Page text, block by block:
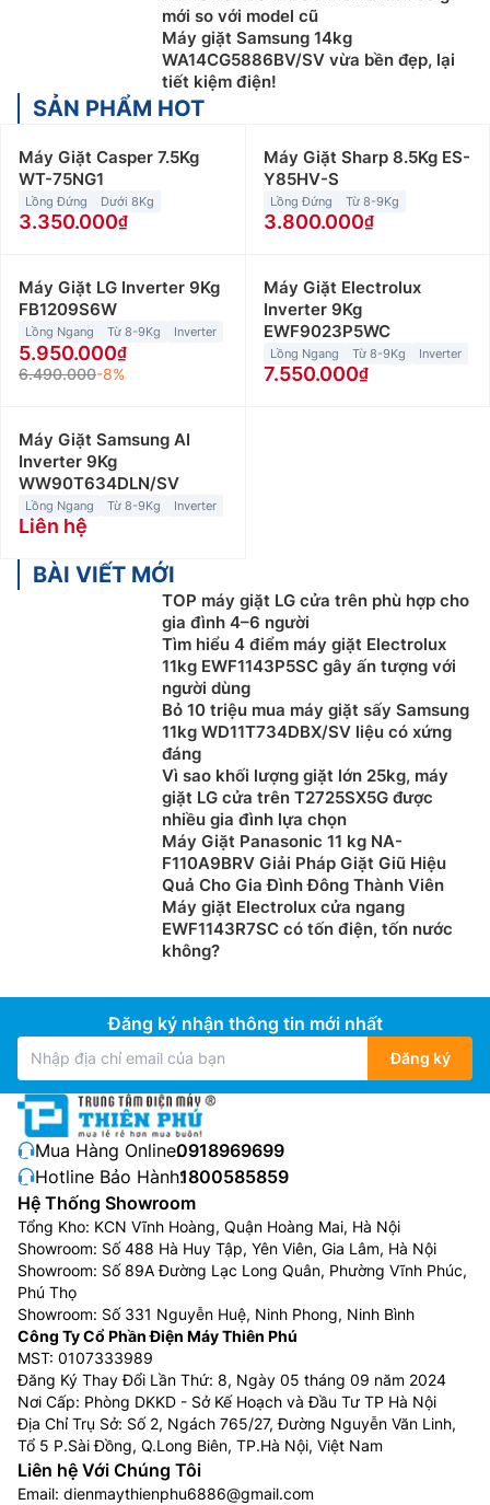
mới so với model cũ
Máy giặt Samsung 14kg
WA14CG5886BV/SV vừa bền đẹp, lại
tiết kiệm điện!
SẢN PHẨM HOT
Máy Giặt Casper 7.5Kg
WT-75NG1
Lồng Đứng Dưới 8Kg
3.350.000
Máy Giặt Sharp 8.5Kg ES-
Y85HV-S
Lồng Đứng Từ 8-9Kg
3.800.000
Máy Giặt LG Inverter 9Kg
FB1209S6W
Lồng Ngang Từ 8-9Kg Inverter
5.950.000
6.490.000-8%
Máy Giặt Electrolux
Inverter 9Kg
EWF9023P5WC
Lồng Ngang Từ 8-9Kg Inverter
7.550.000
Máy Giặt Samsung AI
Inverter 9Kg
WW90T634DLN/SV
Lồng Ngang Từ 8-9Kg Inverter
Liên hệ
BÀI VIẾT MỚI
TOP máy giặt LG cửa trên phù hợp cho
gia đình 4–6 người
Tìm hiểu 4 điểm máy giặt Electrolux
11kg EWF1143P5SC gây ấn tượng với
người dùng
Bỏ 10 triệu mua máy giặt sấy Samsung
11kg WD11T734DBX/SV liệu có xứng
đáng
Vì sao khối lượng giặt lớn 25kg, máy
giặt LG cửa trên T2725SX5G được
nhiều gia đình lựa chọn
Máy Giặt Panasonic 11 kg NA-
F110A9BRV Giải Pháp Giặt Giũ Hiệu
Quả Cho Gia Đình Đông Thành Viên
Máy giặt Electrolux cửa ngang
EWF1143R7SC có tốn điện, tốn nước
không?
Đăng ký nhận thông tin mới nhất
Đăng ký
Mua Hàng Online:0918969699
Hotline Bảo Hành:1800585859
Hệ Thống Showroom
Tổng Kho: KCN Vĩnh Hoàng, Quận Hoàng Mai, Hà Nội
Showroom: Số 488 Hà Huy Tập, Yên Viên, Gia Lâm, Hà Nội
Showroom: Số 89A Đường Lạc Long Quân, Phường Vĩnh Phúc,
Phú Thọ
Showroom: Số 331 Nguyễn Huệ, Ninh Phong, Ninh Bình
Công Ty Cổ Phần Điện Máy Thiên Phú
MST: 0107333989
Đăng Ký Thay Đổi Lần Thứ: 8, Ngày 05 tháng 09 năm 2024
Nơi Cấp: Phòng DKKD - Sở Kế Hoạch và Đầu Tư TP Hà Nội
Địa Chỉ Trụ Sở: Số 2, Ngách 765/27, Đường Nguyễn Văn Linh,
Tổ 5 P.Sài Đồng, Q.Long Biên, TP.Hà Nội, Việt Nam
Liên hệ Với Chúng Tôi
Email: dienmaythienphu6886@gmail.com